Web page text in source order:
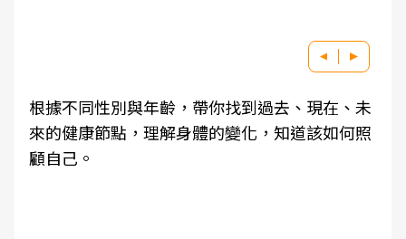
根據不同性別與年齡，帶你找到過去、現在、未
來的健康節點，理解身體的變化，知道該如何照
顧自己。